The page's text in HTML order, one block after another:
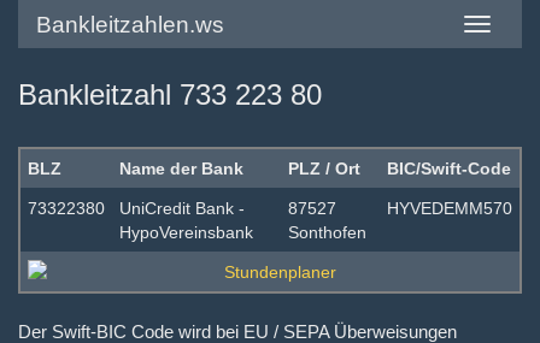
Toggle
Bankleitzahlen.ws
Bankleitzahl 733 223 80
BLZ Name der Bank PLZ / Ort BIC/Swift-Code
73322380
UniCredit Bank -
HypoVereinsbank
87527
Sonthofen
HYVEDEMM570
Der Swift-BIC Code wird bei EU / SEPA Überweisungen